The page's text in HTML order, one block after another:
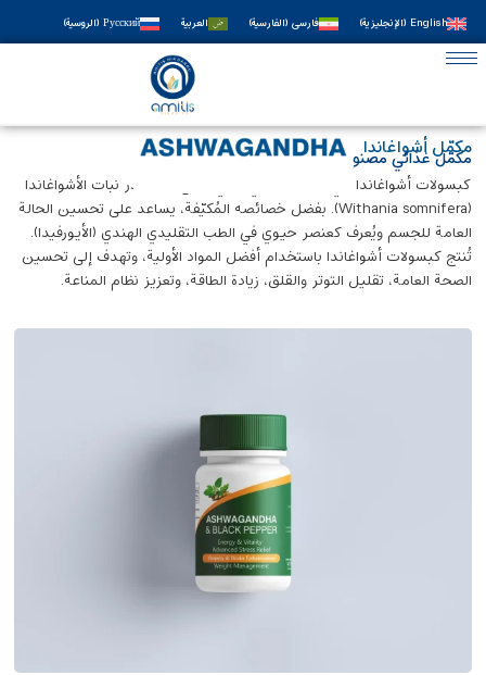
English
(الإنجليزية) فارسی (الفارسية) العربية Русский
(الروسية)
مكمّل أشواغاندا
مكمّل غذائي مصنوع من جذر نبات الأشواغاندا
كبسولات أشواغاندا هي مكمّل غذائي نباتي يُصنع من جذر نبات الأشواغاندا
(Withania somnifera). بفضل خصائصه المُكيّفة، يساعد على تحسين الحالة
العامة للجسم ويُعرف كعنصر حيوي في الطب التقليدي الهندي (الأيورفيدا).
تُنتج كبسولات أشواغاندا باستخدام أفضل المواد الأولية، وتهدف إلى تحسين
الصحة العامة، تقليل التوتر والقلق، زيادة الطاقة، وتعزيز نظام المناعة.